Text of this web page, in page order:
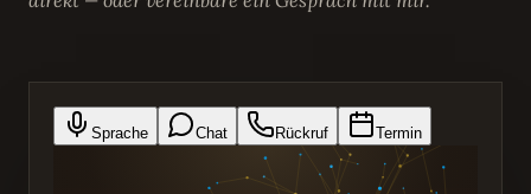
Sprache Chat Rückruf Termin